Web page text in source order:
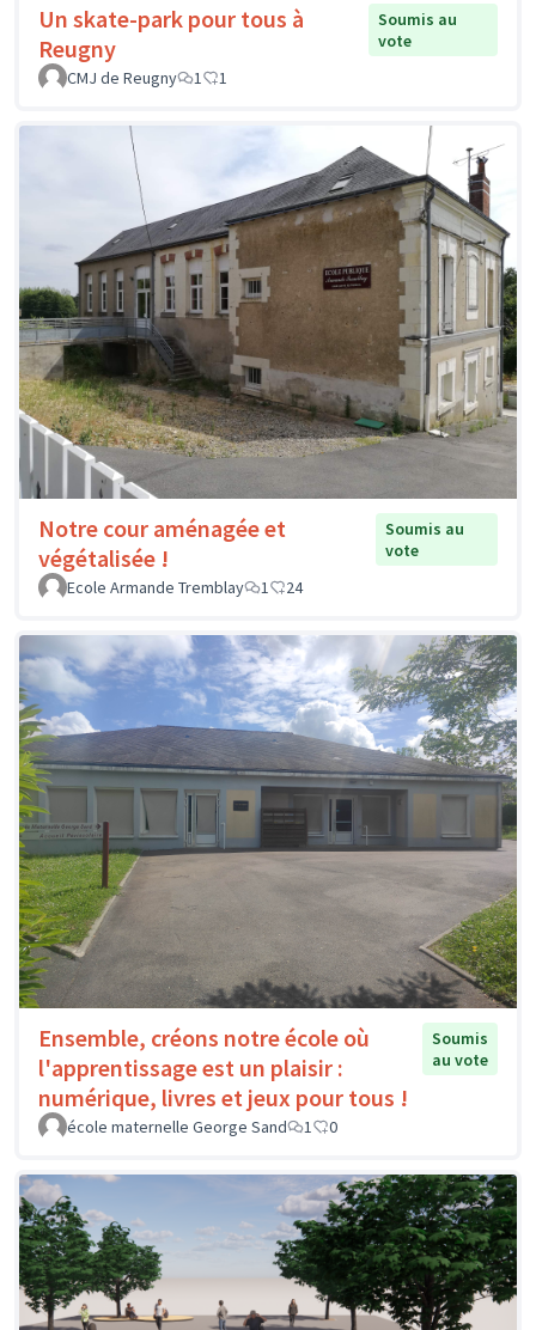
Un skate-park pour tous à
Reugny
Soumis au
vote
CMJ de Reugny
1 1
Notre cour aménagée et
végétalisée !
Soumis au
vote
Ecole Armande Tremblay
1 24
Ensemble, créons notre école où
l'apprentissage est un plaisir :
numérique, livres et jeux pour tous !
Soumis
au vote
école maternelle George Sand 1 0